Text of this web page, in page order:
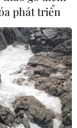
phát triển